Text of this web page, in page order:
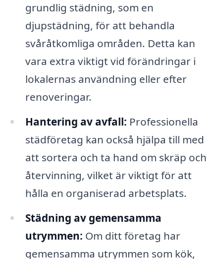
grundlig städning, som en
djupstädning, för att behandla
svåråtkomliga områden. Detta kan
vara extra viktigt vid förändringar i
lokalernas användning eller efter
renoveringar.
Hantering av avfall: Professionella
städföretag kan också hjälpa till med
att sortera och ta hand om skräp och
återvinning, vilket är viktigt för att
hålla en organiserad arbetsplats.
Städning av gemensamma
utrymmen: Om ditt företag har
gemensamma utrymmen som kök,